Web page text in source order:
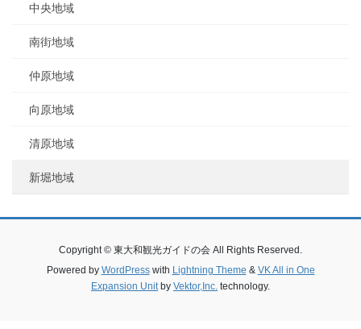
中央地域
南街地域
仲原地域
向原地域
清原地域
新堀地域
Copyright © 東大和観光ガイドの会 All Rights Reserved.
Powered by WordPresswith Lightning Theme & VK All in One
Expansion Unit by Vektor,Inc. technology.